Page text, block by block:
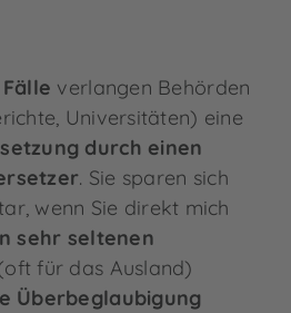
verlangen Behörden
Universitäten) eine
durch einen
. Sie sparen sich
wenn Sie direkt mich
sehr seltenen
für das Ausland)
Überbeglaubigung